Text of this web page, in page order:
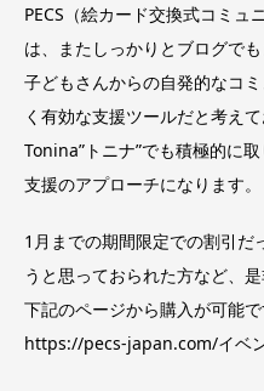
PECS（絵カード交換式コミュ
は、またしっかりとブログで
子どもさんからの自発的なコ
く有効な支援ツールだと考えて
Tonina”トニナ”でも積極的に
支援のアプローチになります。
1月までの期間限定での割引だ
うと思っておられた方など、
下記のページから購入が可能で
https://pecs-japan.com/イベ